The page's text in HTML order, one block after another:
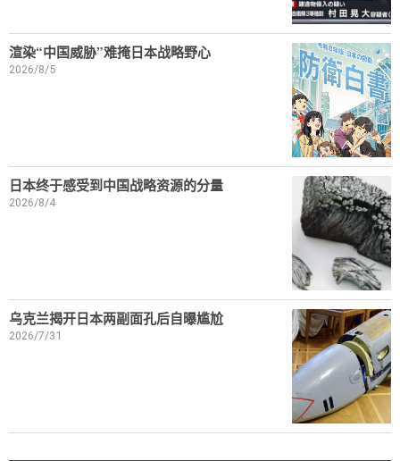
渲染“中国威胁”难掩日本战略野心
2026/8/5
日本终于感受到中国战略资源的分量
2026/8/4
乌克兰揭开日本两副面孔后自曝尴尬
2026/7/31